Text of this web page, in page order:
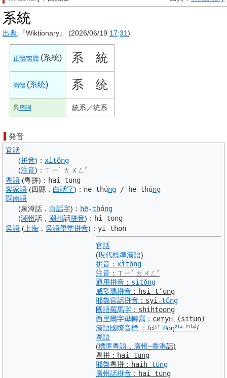
系統
出典:『Wiktionary』 (2026/06/19 17:31)
正體/繁體 (系統) 系 統
簡體 (系统) 系 统
異序詞 統系 ／统系
発音
官話
(拼音) ： xìtǒng
(注音) ： ㄒㄧˋ ㄊㄨㄥˇ
粵語 (粵拼) ： hai tung
客家語 (四縣， 白話字) ： ne-thúng / he-thúng
閩南語
(泉漳話， 白話字) ： hē-thóng
(潮州話， 潮州話拼音) ： hi tong
吳語 ( 上海 ， 吳語學堂拼音) ： yi-thon
官話
(現代標準漢語)
拼音 ： xìtǒng
注音 ： ㄒㄧˋ ㄊㄨㄥˇ
通用拼音 ： sìtǒng
威妥瑪拼音 ： hsi-tʻung
耶魯官話拼音 ： syì-tǔng
國語羅馬字 ： shihtoong
西里爾字母轉寫 ： ситун
(situn)
漢語國際音標 ： /ɕi⁵¹ tʰʊŋ²¹⁴⁻²¹⁽⁴⁾/
粵語
(標準粵語 ， 廣州–香港話)
粵拼 ： hai tung
耶魯粵拼 ： haih túng
廣州話拼音 ： hai tung